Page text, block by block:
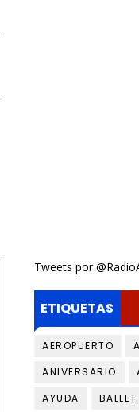
Tweets por
ETIQUETAS
AEROPUERTO
ANIVERSARIO
AYUDA
BALLET